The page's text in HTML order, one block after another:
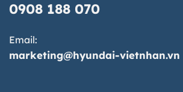
0908 188 070
Email:
marketing@hyundai-vietnhan.vn